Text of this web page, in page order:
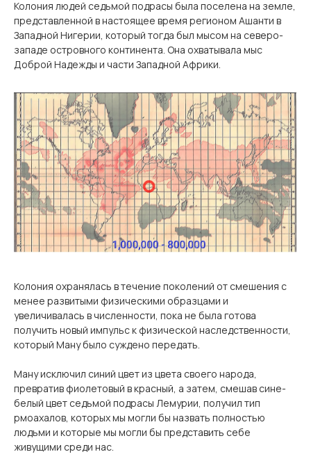
Колония людей седьмой подрасы была поселена на земле,
представленной в настоящее время регионом Ашанти в
Западной Нигерии, который тогда был мысом на северо-
западе островного континента. Она охватывала мыс
Доброй Надежды и части Западной Африки.
Колония охранялась в течение поколений от смешения с
менее развитыми физическими образцами и
увеличивалась в численности, пока не была готова
получить новый импульс к физической наследственности,
который Ману было суждено передать.
Ману исключил синий цвет из цвета своего народа,
превратив фиолетовый в красный, а затем, смешав сине-
белый цвет седьмой подрасы Лемурии, получил тип
рмоахалов, которых мы могли бы назвать полностью
людьми и которые мы могли бы представить себе
живущими среди нас.